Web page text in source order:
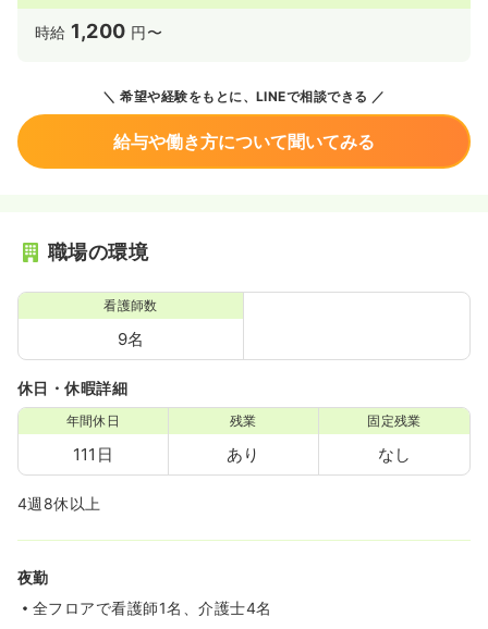
時給 1,200 円〜
希望や経験をもとに、LINEで相談できる
給与や働き方について聞いてみる
職場の環境
看護師数
9名
休日・休暇詳細
年間休日
111日
残業
あり
固定残業
なし
4週8休以上
夜勤
全フロアで看護師1名、介護士4名